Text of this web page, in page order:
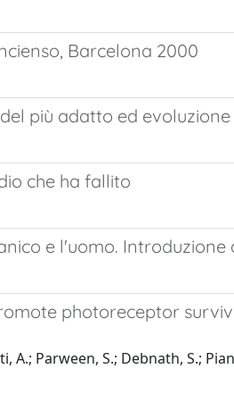
Barcelona 2000
più adatto ed
che ha fallito
e l'uomo.
photoreceptor
A.; Parween, S.; Debnath, S.;